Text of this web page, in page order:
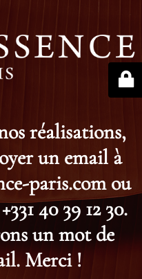
réalisations,
un email à
paris.com ou
40 39 12 30.
un mot de
Merci !